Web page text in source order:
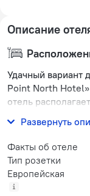
Описание
Удачный вариант
Point North Hotel»
отель
Развернуть
Факты об отеле
Тип розетки
Европейская